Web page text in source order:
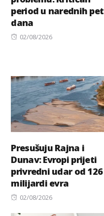
period u narednih pet
dana
Posted
02/08/2026
Presušuju Rajna i
Dunav: Evropi prijeti
privredni udar od 126
milijardi evra
Posted
02/08/2026